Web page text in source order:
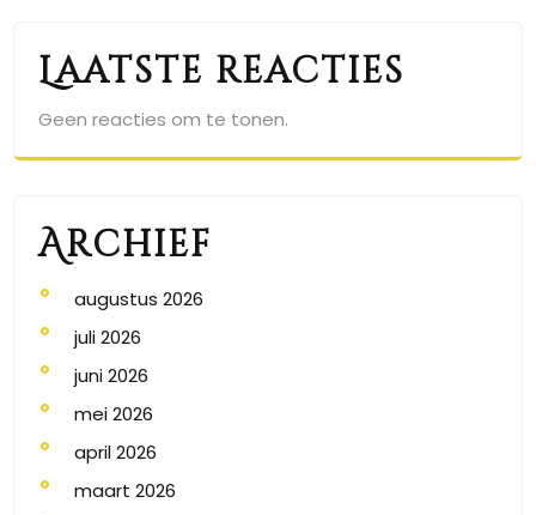
Laatste reacties
Geen reacties om te tonen.
Archief
augustus 2026
juli 2026
juni 2026
mei 2026
april 2026
maart 2026